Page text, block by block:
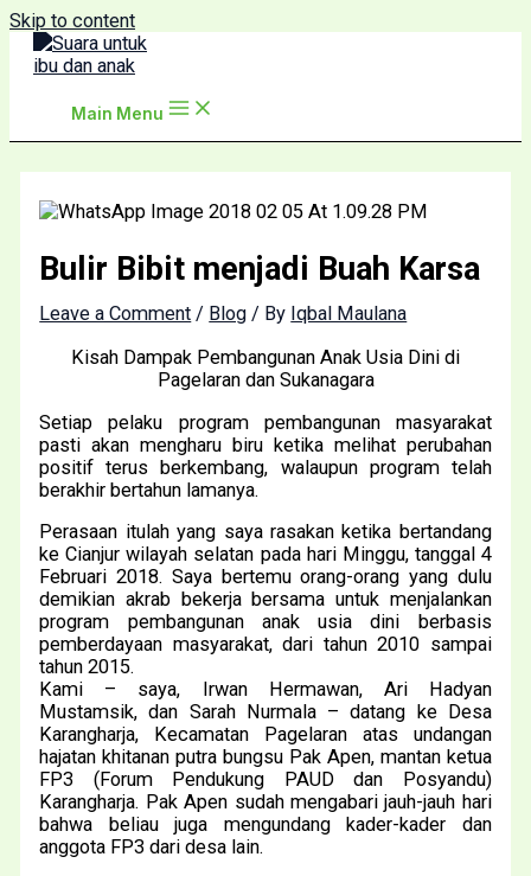
Skip to content
Main Menu
Bulir Bibit menjadi Buah Karsa
Leave a Comment / Blog / By Iqbal Maulana
Kisah Dampak Pembangunan Anak Usia Dini di
Pagelaran dan Sukanagara
Setiap pelaku program pembangunan masyarakat
pasti akan mengharu biru ketika melihat perubahan
positif terus berkembang, walaupun program telah
berakhir bertahun lamanya.
Perasaan itulah yang saya rasakan ketika bertandang
ke Cianjur wilayah selatan pada hari Minggu, tanggal 4
Februari 2018. Saya bertemu orang-orang yang dulu
demikian akrab bekerja bersama untuk menjalankan
program pembangunan anak usia dini berbasis
pemberdayaan masyarakat, dari tahun 2010 sampai
tahun 2015.
Kami – saya, Irwan Hermawan, Ari Hadyan
Mustamsik, dan Sarah Nurmala – datang ke Desa
Karangharja, Kecamatan Pagelaran atas undangan
hajatan khitanan putra bungsu Pak Apen, mantan ketua
FP3 (Forum Pendukung PAUD dan Posyandu)
Karangharja. Pak Apen sudah mengabari jauh-jauh hari
bahwa beliau juga mengundang kader-kader dan
anggota FP3 dari desa lain.